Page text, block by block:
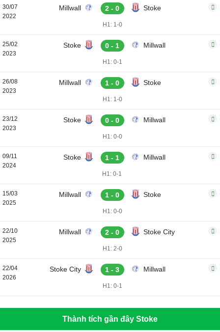
30/07
2022
Millwall 2 - 0 Stoke
H1: 1-0
25/02
2023
Stoke 0 - 1 Millwall
H1: 0-1
26/08
2023
Millwall 1 - 0 Stoke
H1: 1-0
23/12
2023
Stoke 0 - 0 Millwall
H1: 0-0
09/11
2024
Stoke 1 - 1 Millwall
H1: 0-1
15/03
2025
Millwall 1 - 0 Stoke
H1: 0-0
22/10
2025
Millwall 2 - 0 Stoke City
H1: 2-0
22/04
2026
Stoke City 1 - 3 Millwall
H1: 0-1
Thành tích gần đây Stoke